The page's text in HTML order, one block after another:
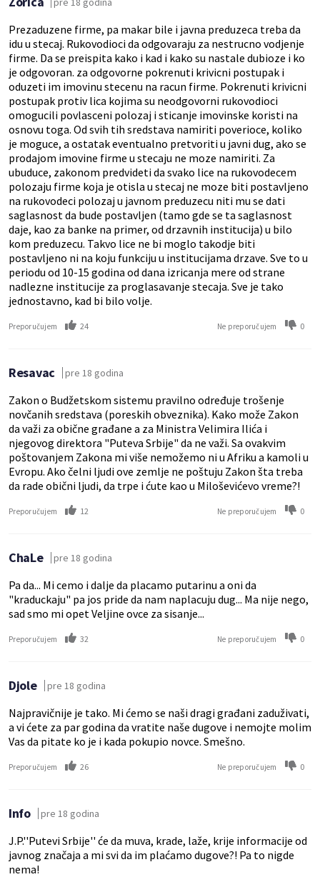
Prezaduzene firme, pa makar bile i javna preduzeca treba da
idu u stecaj. Rukovodioci da odgovaraju za nestrucno vodjenje
firme. Da se preispita kako i kad i kako su nastale dubioze i ko
je odgovoran. za odgovorne pokrenuti krivicni postupak i
oduzeti im imovinu stecenu na racun firme. Pokrenuti krivicni
postupak protiv lica kojima su neodgovorni rukovodioci
omogucili povlasceni polozaj i sticanje imovinske koristi na
osnovu toga. Od svih tih sredstava namiriti poverioce, koliko
je moguce, a ostatak eventualno pretvoriti u javni dug, ako se
prodajom imovine firme u stecaju ne moze namiriti. Za
ubuduce, zakonom predvideti da svako lice na rukovodecem
polozaju firme koja je otisla u stecaj ne moze biti postavljeno
na rukovodeci polozaj u javnom preduzecu niti mu se dati
saglasnost da bude postavljen (tamo gde se ta saglasnost
daje, kao za banke na primer, od drzavnih institucija) u bilo
kom preduzecu. Takvo lice ne bi moglo takodje biti
postavljeno ni na koju funkciju u institucijama drzave. Sve to u
periodu od 10-15 godina od dana izricanja mere od strane
nadlezne institucije za proglasavanje stecaja. Sve je tako
jednostavno, kad bi bilo volje.
Preporučujem 24 Ne preporučujem 0
Resavac pre 18 godina
Zakon o Budžetskom sistemu pravilno određuje trošenje
novčanih sredstava (poreskih obveznika). Kako može Zakon
da važi za obične građane a za Ministra Velimira Ilića i
njegovog direktora "Puteva Srbije" da ne važi. Sa ovakvim
poštovanjem Zakona mi više nemožemo ni u Afriku a kamoli u
Evropu. Ako čelni ljudi ove zemlje ne poštuju Zakon šta treba
da rade obični ljudi, da trpe i ćute kao u Miloševićevo vreme?!
Preporučujem 12 Ne preporučujem 0
ChaLe pre 18 godina
Pa da... Mi cemo i dalje da placamo putarinu a oni da
"kraduckaju" pa jos pride da nam naplacuju dug... Ma nije nego,
sad smo mi opet Veljine ovce za sisanje...
Preporučujem 32 Ne preporučujem 0
Djole pre 18 godina
Najpravičnije je tako. Mi ćemo se naši dragi građani zaduživati,
a vi ćete za par godina da vratite naše dugove i nemojte molim
Vas da pitate ko je i kada pokupio novce. Smešno.
Preporučujem 26 Ne preporučujem 0
Info pre 18 godina
J.P.''Putevi Srbije'' će da muva, krade, laže, krije informacije od
javnog značaja a mi svi da im plaćamo dugove?! Pa to nigde
nema!